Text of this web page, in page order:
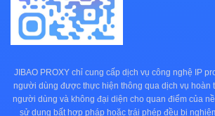
JIBAO PROXY chỉ cung cấp dịch vụ công nghệ IP
người dùng được thực hiện thông qua dịch vụ hoàn
người dùng và không đại diện cho quan điểm của
sử dụng bất hợp pháp hoặc trái phép đều bị